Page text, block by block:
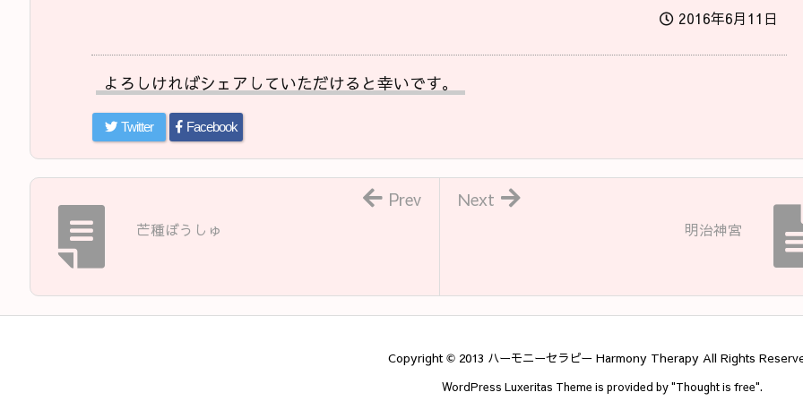
2016年6月11日
よろしければシェアしていただけると幸いです。
Twitter Facebook
明治神宮
Next
芒種ぼうしゅ
Prev
Copyright © 2013 ハーモニーセラピー Harmony Therapy All Rights
WordPress Luxeritas Theme is provided by "Thought is free".